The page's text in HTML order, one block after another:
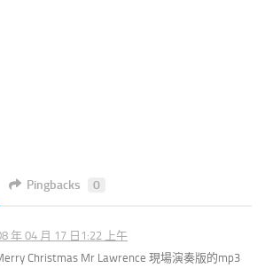
Pingbacks 0
年 04 月 17 日1:22 上午
Christmas Mr Lawrence 現場演奏版的mp3